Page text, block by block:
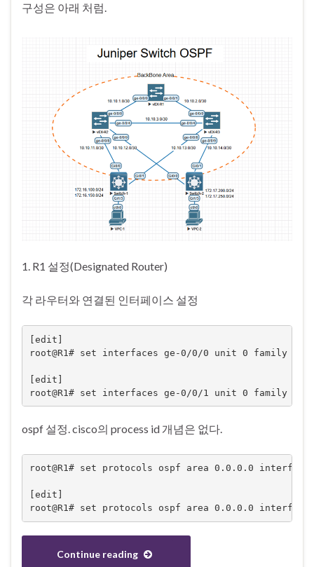
구성은 아래 처럼.
1. R1 설정(Designated Router)
각 라우터와 연결된 인터페이스 설정
[edit]
root@R1# set interfaces ge-0/0/0 unit 0 family
[edit]
root@R1# set interfaces ge-0/0/1 unit 0 family
ospf 설정. cisco의 process id 개념은 없다.
root@R1# set protocols ospf area 0.0.0.0 interface
[edit]
root@R1# set protocols ospf area 0.0.0.0 interface
Continue reading